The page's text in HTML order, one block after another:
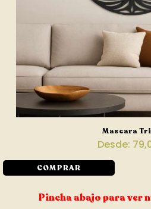
Mascara
Desde:
COMPRAR
Pincha abajo para ver